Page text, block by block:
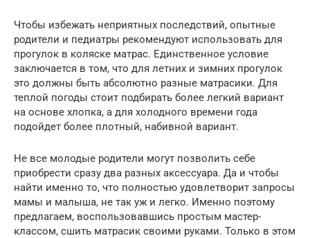
Чтобы избежать неприятных последствий, опытные
родители и педиатры рекомендуют использовать для
прогулок в коляске матрас. Единственное условие
заключается в том, что для летних и зимних прогулок
это должны быть абсолютно разные матрасики. Для
теплой погоды стоит подбирать более легкий вариант
на основе хлопка, а для холодного времени года
подойдет более плотный, набивной вариант.
Не все молодые родители могут позволить себе
приобрести сразу два разных аксессуара. Да и чтобы
найти именно то, что полностью удовлетворит запросы
мамы и малыша, не так уж и легко. Именно поэтому
предлагаем, воспользовавшись простым мастер-
классом, сшить матрасик своими руками. Только в этом